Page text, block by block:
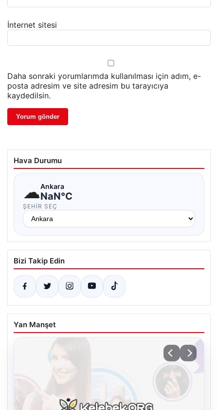
İnternet sitesi
Daha sonraki yorumlarımda kullanılması için adım, e-
posta adresim ve site adresim bu tarayıcıya
kaydedilsin.
Hava Durumu
☁Ankara
NaN°C
ŞEHIR SEÇ
Bizi Takip Edin
Yan Manşet